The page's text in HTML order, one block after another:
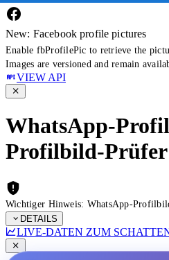
New: Facebook profile pictures
Enable fbProfilePic to retrieve the
Images are versioned and remain
VIEW API
WhatsApp-
Profilbild-Prüfer
Wichtiger Hinweis: WhatsApp-
DETAILS
LIVE-DATEN ZUM